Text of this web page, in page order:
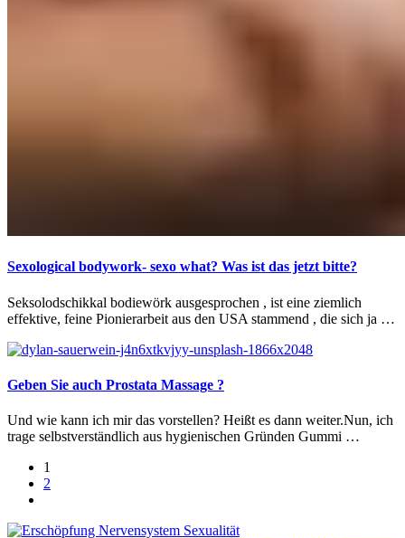
Sexological bodywork- sexo what? Was ist das jetzt bitte?
Seksolodschikkal bodiewörk ausgesprochen , ist eine ziemlich
effektive, feine Pionierarbeit aus den USA stammend , die sich ja …
Geben Sie auch Prostata Massage ?
Und wie kann ich mir das vorstellen? Heißt es dann weiter.Nun, ich
trage selbstverständlich aus hygienischen Gründen Gummi …
1
2